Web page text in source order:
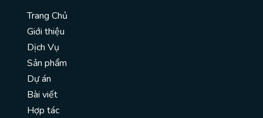
Trang Chủ
Giới thiệu
Dịch Vụ
Sản phẩm
Dự án
Bài viết
Hợp tác